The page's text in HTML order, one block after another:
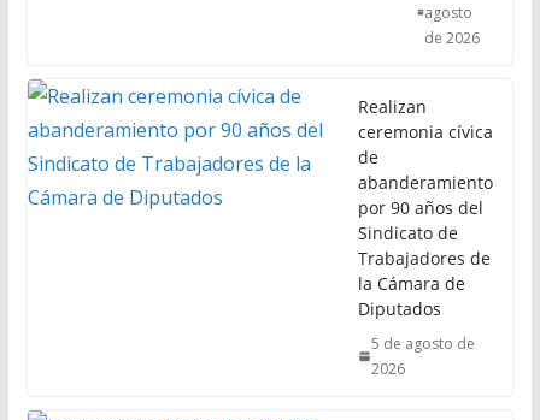
agosto
de 2026
Realizan
ceremonia cívica
de
abanderamiento
por 90 años del
Sindicato de
Trabajadores de
la Cámara de
Diputados
5 de agosto de
2026